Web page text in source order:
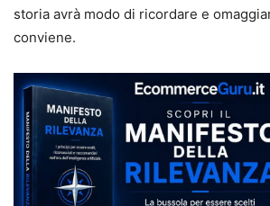
storia avrà modo di ricordare e
conviene.